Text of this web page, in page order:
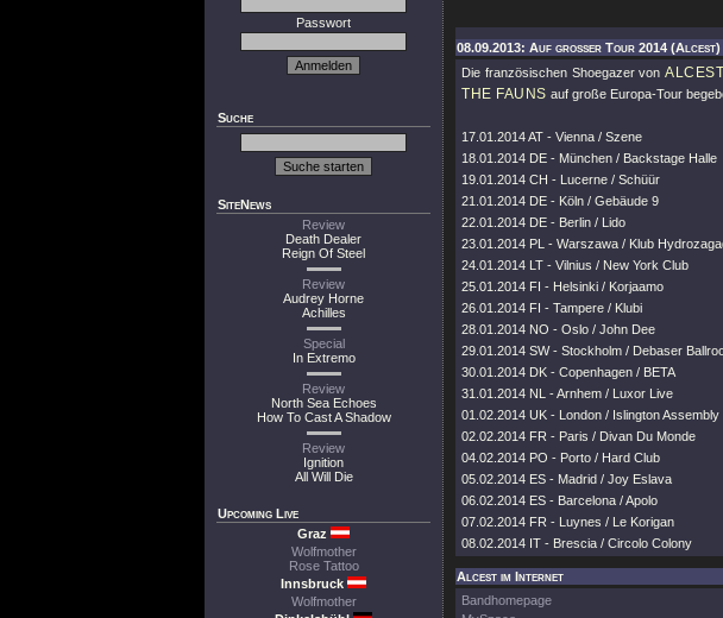
Passwort
Suche
SiteNews
Review
Death Dealer
Reign Of Steel
Review
Audrey Horne
Achilles
Special
In Extremo
Review
North Sea Echoes
How To Cast A Shadow
Review
Ignition
All Will Die
Upcoming Live
Graz
Wolfmother
Rose Tattoo
Innsbruck
Wolfmother
08.09.2013: Auf großer Tour 2014 (Alcest)
Die französischen Shoegazer vonALCEST
THE FAUNS auf große Europa-Tour
17.01.2014 AT - Vienna / Szene
18.01.2014 DE - München / Backstage Halle
19.01.2014 CH - Lucerne / Schüür
21.01.2014 DE - Köln / Gebäude 9
22.01.2014 DE - Berlin / Lido
23.01.2014 PL - Warszawa / Klub
24.01.2014 LT - Vilnius / New York Club
25.01.2014 FI - Helsinki / Korjaamo
26.01.2014 FI - Tampere / Klubi
28.01.2014 NO - Oslo / John Dee
29.01.2014 SW - Stockholm / Debaser
30.01.2014 DK - Copenhagen / BETA
31.01.2014 NL - Arnhem / Luxor Live
01.02.2014 UK - London / Islington Assembly
02.02.2014 FR - Paris / Divan Du Monde
04.02.2014 PO - Porto / Hard Club
05.02.2014 ES - Madrid / Joy Eslava
06.02.2014 ES - Barcelona / Apolo
07.02.2014 FR - Luynes / Le Korigan
08.02.2014 IT - Brescia / Circolo Colony
Alcest im Internet
Bandhomepage